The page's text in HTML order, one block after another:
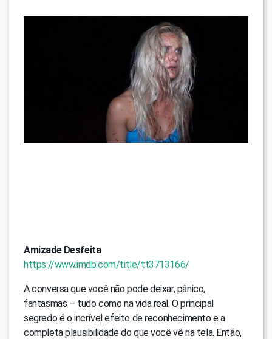
Amizade Desfeita
https://www.imdb.com/title/tt3713166/
A conversa que você não pode deixar, pânico,
fantasmas – tudo como na vida real. O principal
segredo é o incrível efeito de reconhecimento e a
completa plausibilidade do que você vê na tela. Então,